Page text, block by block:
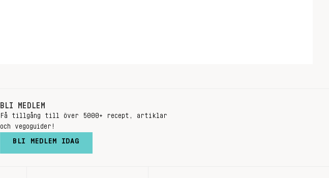
BLI MEDLEM
Få tillgång till över 5000+ recept, artiklar
och vegoguider!
BLI MEDLEM IDAG